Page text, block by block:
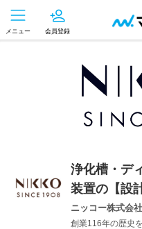
メニュー 会員登録
浄化槽・デ
装置の【設
ニッコー株式会社
創業116年の歴史